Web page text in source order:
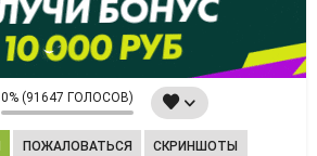
0% (91647 ГОЛОСОВ)
ПОЖАЛОВАТЬСЯ СКРИНШОТЫ